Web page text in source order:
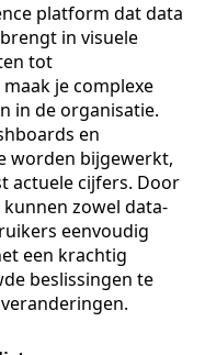
platform dat data
in visuele
tot
je complexe
in de organisatie.
en
worden bijgewerkt,
actuele cijfers. Door
zowel data-
eenvoudig
een krachtig
beslissingen te